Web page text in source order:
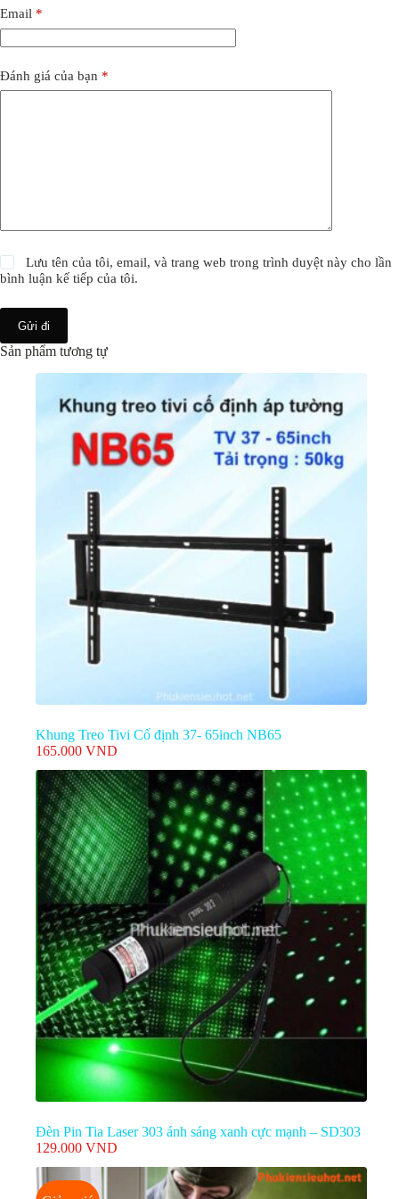
Email *
Đánh giá của bạn *
Lưu tên của tôi, email, và trang web trong trình duyệt này cho lần
bình luận kế tiếp của tôi.
Gửi đi
Sản phẩm tương tự
Khung Treo Tivi Cố định 37- 65inch NB65
165.000 VND
Đèn Pin Tia Laser 303 ánh sáng xanh cực mạnh – SD303
129.000 VND